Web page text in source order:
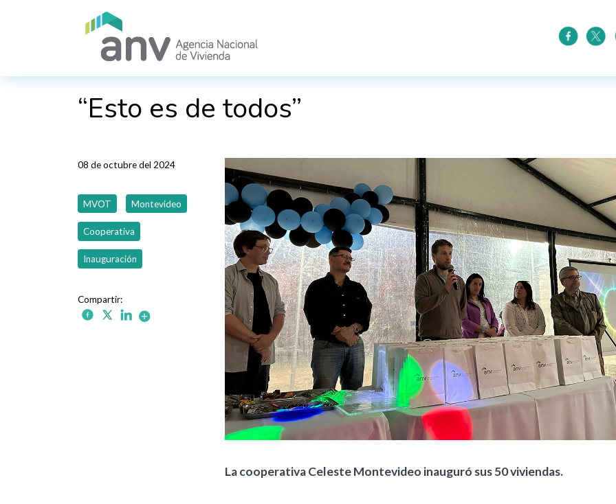
“Esto es de todos”
08 de octubre del 2024
MVOT Montevideo
Cooperativa
Inauguración
La cooperativa Celeste Montevideo inauguró sus 50 viviendas.